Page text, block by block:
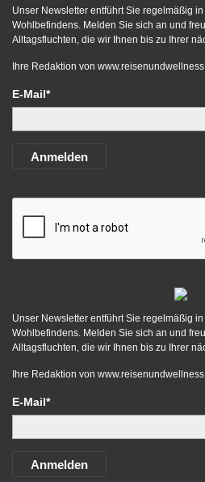
Unser Newsletter entführt Sie regelmäßig
Wohlbefindens. Melden Sie sich an und
Alltagsfluchten, die wir Ihnen bis zu Ihrer
Ihre Redaktion von
E-Mail*
Anmelden
Unser Newsletter entführt Sie regelmäßig
Wohlbefindens. Melden Sie sich an und
Alltagsfluchten, die wir Ihnen bis zu Ihrer
Ihre Redaktion von
E-Mail*
Anmelden